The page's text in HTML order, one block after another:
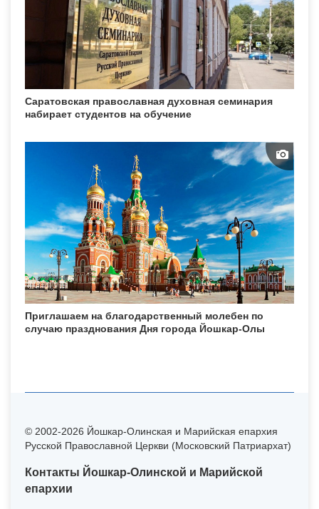
Саратовская православная духовная семинария
набирает студентов на обучение
Приглашаем на благодарственный молебен по
случаю празднования Дня города Йошкар-Олы
© 2002-2026 Йошкар-Олинская и Марийская епархия
Русской Православной Церкви (Московский Патриархат)
Контакты Йошкар-Олинской и Марийской
епархии